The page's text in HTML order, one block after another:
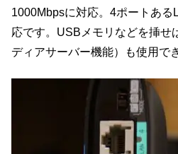
1000Mbpsに対応。4ポートあ
応です。USBメモリなどを挿せ
ディアサーバー機能）も使用で